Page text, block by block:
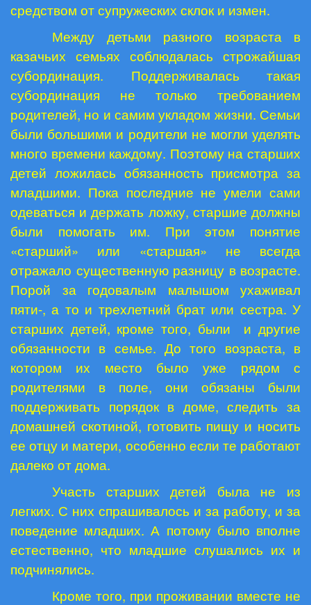
средством от супружеских склок и измен.
Между детьми разного возраста в
казачьих семьях соблюдалась строжайшая
субординация. Поддерживалась такая
субординация не только требованием
родителей, но и самим укладом жизни. Семьи
были большими и родители не могли уделять
много времени каждому. Поэтому на старших
детей ложилась обязанность присмотра за
младшими. Пока последние не умели сами
одеваться и держать ложку, старшие должны
были помогать им. При этом понятие
«старший» или «старшая» не всегда
отражало существенную разницу в возрасте.
Порой за годовалым малышом ухаживал
пяти-, а то и трехлетний брат или сестра. У
старших детей, кроме того, были
и другие
обязанности в семье. До того возраста, в
котором их место было уже рядом с
родителями в поле, они обязаны были
поддерживать порядок в доме, следить за
домашней скотиной, готовить пищу и носить
ее отцу и матери, особенно если те работают
далеко от дома.
Участь старших детей была не из
легких. С них спрашивалось и за работу, и за
поведение младших. А потому было вполне
естественно, что младшие слушались их и
подчинялись.
Кроме того, при проживании вместе не